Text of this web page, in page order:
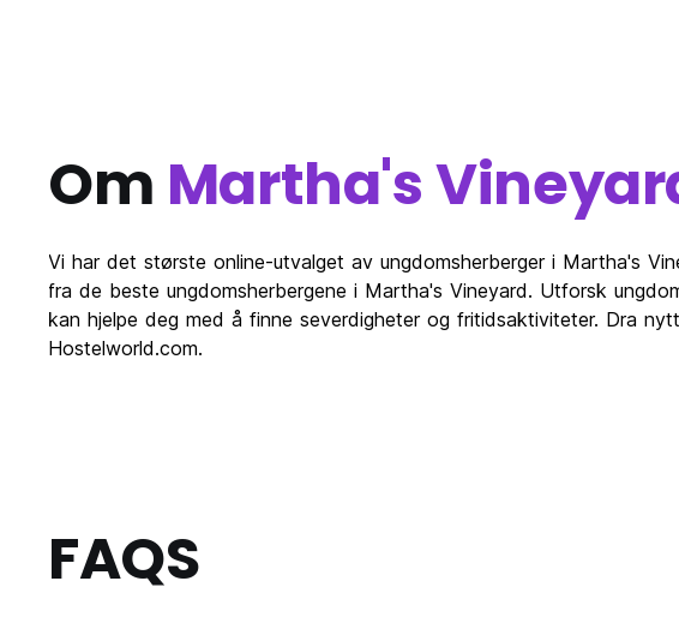
Om Martha's
Vi har det største online-utvalget av ungdomsherberger i Martha's
fra de beste ungdomsherbergene i Martha's Vineyard. Utforsk
kan hjelpe deg med å finne severdigheter og fritidsaktiviteter. Dra
Hostelworld.com.
FAQS